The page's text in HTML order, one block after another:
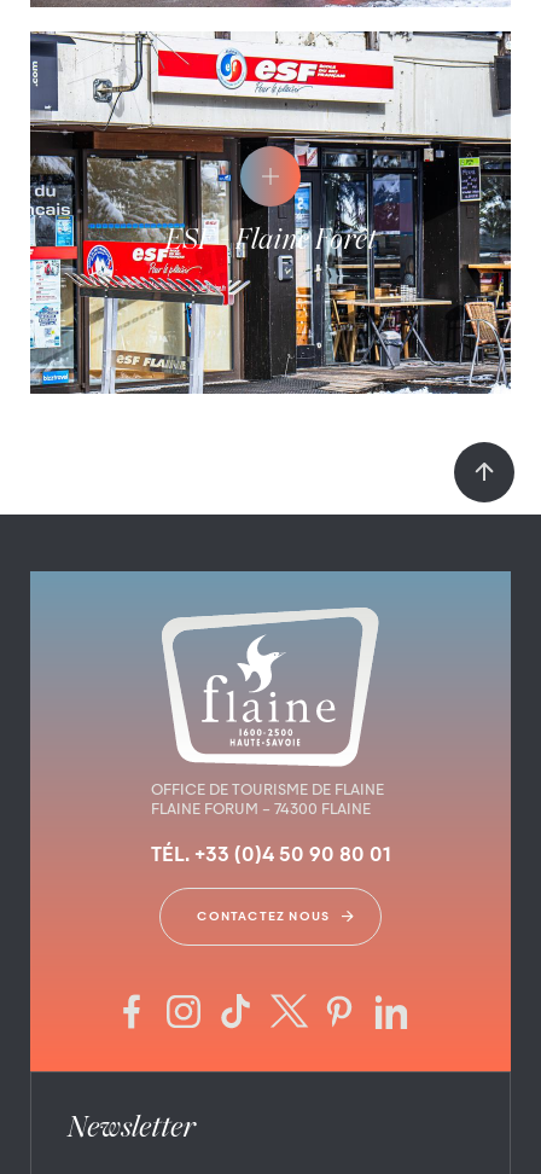
ESF - Flaine Forêt
OFFICE DE TOURISME DE FLAINE
FLAINE FORUM – 74300 FLAINE
TÉL. +33 (0)4 50 90 80 01
CONTACTEZ NOUS
Newsletter